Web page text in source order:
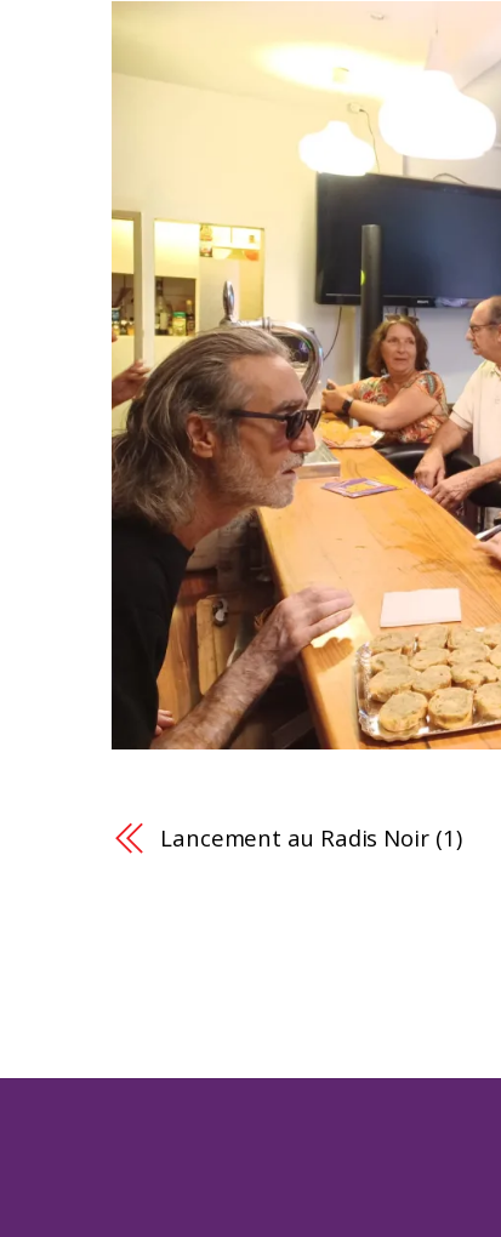
Lancement au Radis Noir (1)